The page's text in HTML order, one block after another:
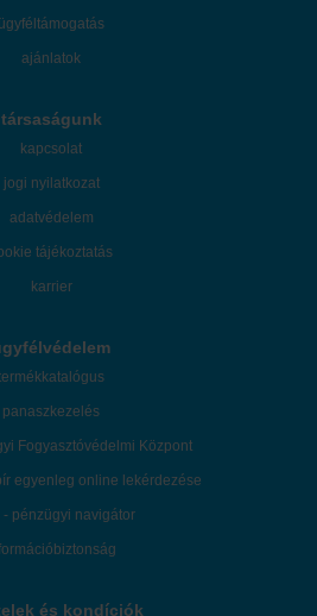
ügyféltámogatás
ajánlatok
társaságunk
kapcsolat
jogi nyilatkozat
adatvédelem
tájékoztatás
karrier
panaszkezelés
Fogyasztóvédelmi Központ
egyenleg online lekérdezése
- pénzügyi navigátor
és kondíciók